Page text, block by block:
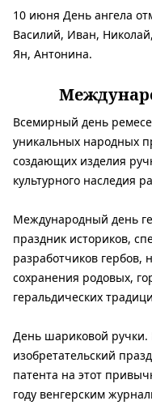
10 июня День ангела
Василий, Иван,
Ян, Антонина.
Всемирный день
уникальных народных
создающих изделия
культурного наследия
Международный день
праздник историков,
разработчиков
сохранения родовых,
геральдических
День шариковой ручки.
изобретательский
патента на этот
году венгерским